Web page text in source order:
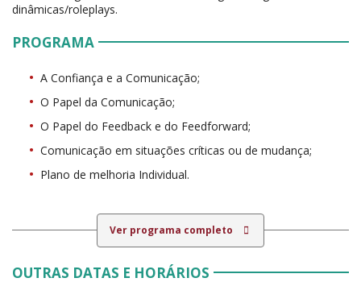
dinâmicas/roleplays.
PROGRAMA
A Confiança e a Comunicação;
O Papel da Comunicação;
O Papel do Feedback e do Feedforward;
Comunicação em situações críticas ou de mudança;
Plano de melhoria Individual.
Ver programa completo
OUTRAS DATAS E HORÁRIOS